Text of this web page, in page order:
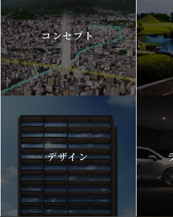
コンセプト
デザイン